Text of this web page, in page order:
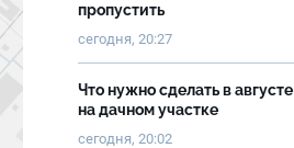
пропустить
сегодня, 20:27
Что нужно сделать в августе
на дачном участке
сегодня, 20:02